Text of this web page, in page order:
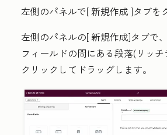
左側のパネルで[新規作成 ]タブを
左側のパネルの[新規作成]タブで
フィールドの間にある段落(リッチ
クリックしてドラッグします。